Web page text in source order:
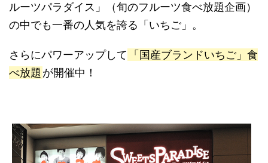
ルーツパラダイス」（旬のフルーツ食べ放題企画）
の中でも一番の人気を誇る「いちご」。
さらにパワーアップして
「国産ブランドいちご」食
べ放題 が開催中！